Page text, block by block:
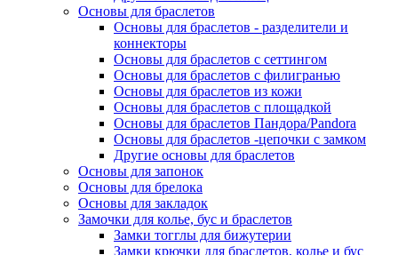
Основы для браслетов
Основы для браслетов - разделители и
коннекторы
Основы для браслетов с сеттингом
Основы для браслетов с филигранью
Основы для браслетов из кожи
Основы для браслетов с площадкой
Основы для браслетов Пандора/Pandora
Основы для браслетов -цепочки с замком
Другие основы для браслетов
Основы для запонок
Основы для брелока
Основы для закладок
Замочки для колье, бус и браслетов
Замки тогглы для бижутерии
Замки крючки для браслетов, колье и бус